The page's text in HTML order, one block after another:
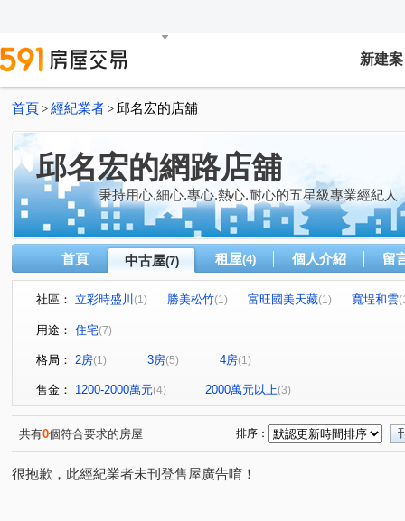
新建案
首頁 > 經紀業者 > 邱名宏的店舖
邱名宏的網路店舖
秉持用心.細心.專心.熱心.耐心的五星級專業經紀人
首頁 中古屋(7) 租屋(4) 個人介紹 留
社區： 立彩時盛川 (1) 勝美松竹(1) 富旺國美天藏(1) 寬埕和雲
鉅虹 GCASA
用途： 住宅(7)
格局： 2房(1) 3房(5) 4房(1)
售金： 1200-2000萬元(4) 2000萬元以上(3)
共有0個符合要求的房屋 排序：
很抱歉，此經紀業者未刊登售屋廣告唷！